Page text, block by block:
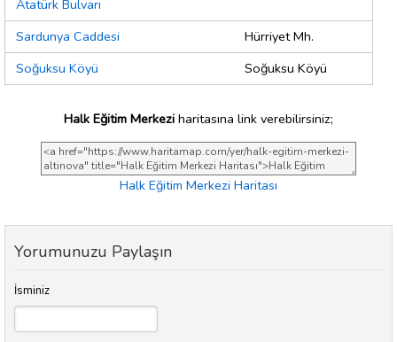
Atatürk Bulvarı
Sardunya Caddesi
Hürriyet Mh.
Soğuksu Köyü
Soğuksu Köyü
Halk Eğitim Merkezi haritasına link verebilirsiniz;
Halk Eğitim Merkezi Haritası
Yorumunuzu Paylaşın
İsminiz